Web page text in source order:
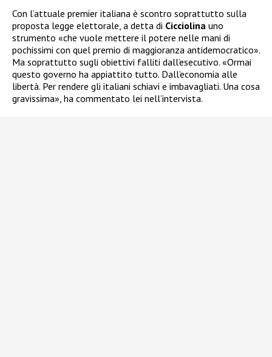
Con l’attuale premier italiana è scontro soprattutto sulla
proposta legge elettorale, a detta di Cicciolina uno
strumento «che vuole mettere il potere nelle mani di
pochissimi con quel premio di maggioranza antidemocratico».
Ma soprattutto sugli obiettivi falliti dall’esecutivo. «Ormai
questo governo ha appiattito tutto. Dall’economia alle
libertà. Per rendere gli italiani schiavi e imbavagliati. Una cosa
gravissima», ha commentato lei nell’intervista.